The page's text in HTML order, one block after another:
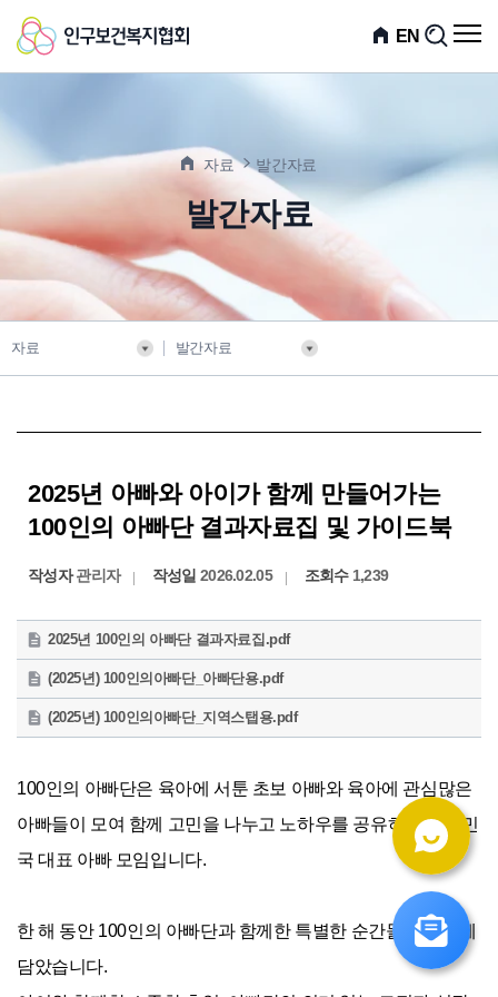
인
구
건
복
지
협
회
EN
검
전
메
자료
발간자료
발간자료
자료 발간자료
2025년 아빠와 아이가 함께 만들어가는
100인의 아빠단 결과자료집 및 가이드북
작성자관리자 작성일 2026.02.05 조회수1,239
첨
부
파
일
2025년 100인의 아빠단 결과자료집.pdf
첨
부
파
일
(2025년) 100인의아빠단_아빠단용.pdf
첨
부
(2025년) 100인의아빠단_지역스탭용.pdf
100인의 아빠단은 육아에 서툰 초보 아빠와 육아에 관심많은
아빠들이 모여 함께 고민을 나누고 노하우를 공유하는 대한민
국 대표 아빠 모임입니다.
한 해 동안 100인의 아빠단과 함께한 특별한 순간들을 한곳에
담았습니다.